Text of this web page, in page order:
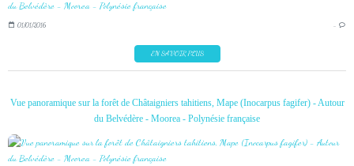
01/01/2016 …
EN SAVOIR PLUS
Vue panoramique sur la forêt de Châtaigniers tahitiens, Mape (Inocarpus fagifer) - Autour
du Belvédère - Moorea - Polynésie française